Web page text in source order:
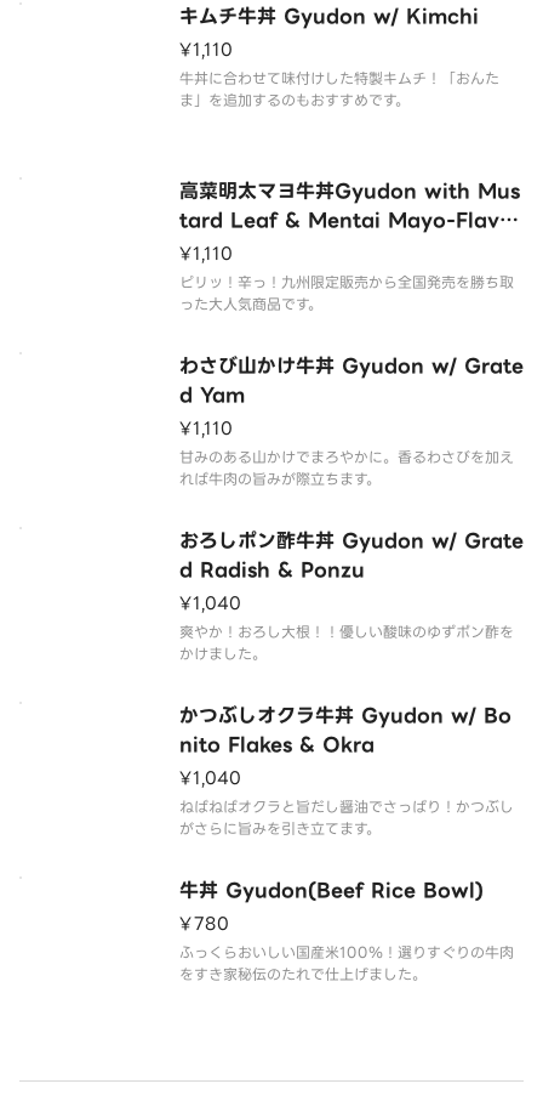
キムチ牛丼 Gyudon w/ Kimchi
¥1,110
牛丼に合わせて味付けした特製キムチ！「おんた
ま」を追加するのもおすすめです。
高菜明太マヨ牛丼Gyudon with Mus
tard Leaf & Mentai Mayo-Flavor
Sauce
¥1,110
ピリッ！辛っ！九州限定販売から全国発売を勝ち取
った大人気商品です。
わさび山かけ牛丼 Gyudon w/ Grate
d Yam
¥1,110
甘みのある山かけでまろやかに。香るわさびを加え
れば牛肉の旨みが際立ちます。
おろしポン酢牛丼 Gyudon w/ Grate
d Radish & Ponzu
¥1,040
爽やか！おろし大根！！優しい酸味のゆずポン酢を
かけました。
かつぶしオクラ牛丼 Gyudon w/ Bo
nito Flakes & Okra
¥1,040
ねばねばオクラと旨だし醤油でさっぱり！かつぶし
がさらに旨みを引き立てます。
牛丼 Gyudon(Beef Rice Bowl)
¥780
ふっくらおいしい国産米100％！選りすぐりの牛肉
をすき家秘伝のたれで仕上げました。